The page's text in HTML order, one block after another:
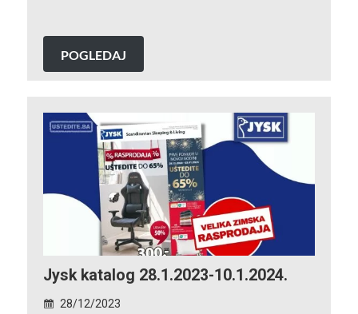
POGLEDAJ
Jysk katalog 28.1.2023-10.1.2024.
28/12/2023